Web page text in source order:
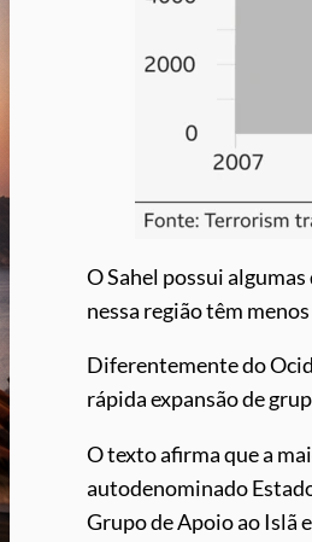
O Sahel possui
nessa região têm
Diferentemente do
rápida expansão de
O texto afirma que a
autodenominado
Grupo de Apoio ao Islã